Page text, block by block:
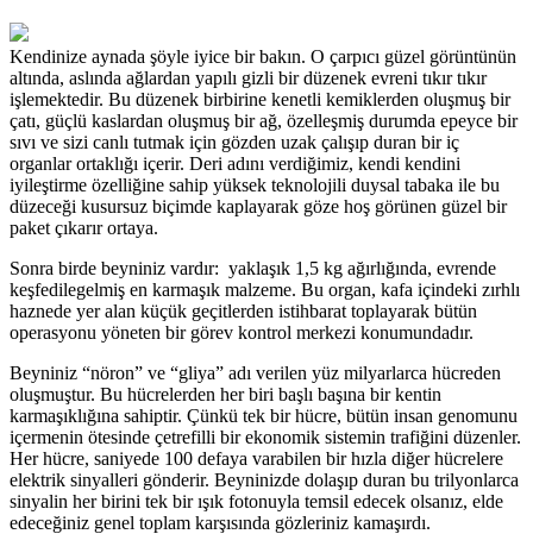
Kendinize aynada şöyle iyice bir bakın. O çarpıcı güzel görüntünün
altında, aslında ağlardan yapılı gizli bir düzenek evreni tıkır tıkır
işlemektedir. Bu düzenek birbirine kenetli kemiklerden oluşmuş bir
çatı, güçlü kaslardan oluşmuş bir ağ, özelleşmiş durumda epeyce bir
sıvı ve sizi canlı tutmak için gözden uzak çalışıp duran bir iç
organlar ortaklığı içerir. Deri adını verdiğimiz, kendi kendini
iyileştirme özelliğine sahip yüksek teknolojili duysal tabaka ile bu
düzeceği kusursuz biçimde kaplayarak göze hoş görünen güzel bir
paket çıkarır ortaya.
Sonra birde beyniniz vardır: yaklaşık 1,5 kg ağırlığında, evrende
keşfedilegelmiş en karmaşık malzeme. Bu organ, kafa içindeki zırhlı
haznede yer alan küçük geçitlerden istihbarat toplayarak bütün
operasyonu yöneten bir görev kontrol merkezi konumundadır.
Beyniniz “nöron” ve “gliya” adı verilen yüz milyarlarca hücreden
oluşmuştur. Bu hücrelerden her biri başlı başına bir kentin
karmaşıklığına sahiptir. Çünkü tek bir hücre, bütün insan genomunu
içermenin ötesinde çetrefilli bir ekonomik sistemin trafiğini düzenler.
Her hücre, saniyede 100 defaya varabilen bir hızla diğer hücrelere
elektrik sinyalleri gönderir. Beyninizde dolaşıp duran bu trilyonlarca
sinyalin her birini tek bir ışık fotonuyla temsil edecek olsanız, elde
edeceğiniz genel toplam karşısında gözleriniz kamaşırdı.